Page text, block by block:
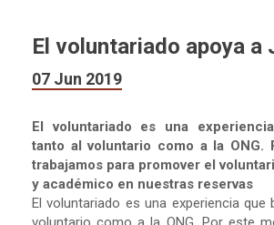
El voluntariado apoya a
07 Jun 2019
El voluntariado es una
tanto al voluntario como a la ONG.
trabajamos para promover el
y académico en nuestras reservas
El voluntariado es una experiencia que